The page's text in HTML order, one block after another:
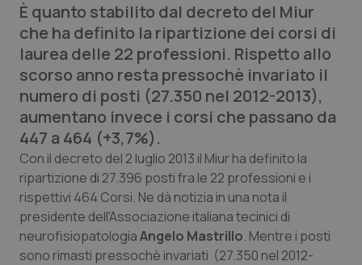
Lettere al direttore
Edizioni Regionali
QS Pro
Professionisti Sanitari.AI
Abruzzo
Basilicata
QS Pro Gold
Artrite & artrosi
QS Club Newsletter
È quanto stabilito dal decreto del Miur
che ha definito la ripartizione dei corsi di
laurea delle 22 professioni. Rispetto allo
scorso anno resta pressochè invariato il
numero di posti (27.350 nel 2012-2013),
aumentano invece i corsi che passano da
447 a 464 (+3,7%).
Con il decreto del 2 luglio 2013 il Miur ha definito la
ripartizione di 27.396 posti fra le 22 professioni e i
rispettivi 464 Corsi. Ne dà notizia in una nota il
presidente dell'Associazione italiana tecinici di
neurofisiopatologiaAngelo Mastrillo. Mentre i posti
sono rimasti pressochè invariati (27.350 nel 2012-